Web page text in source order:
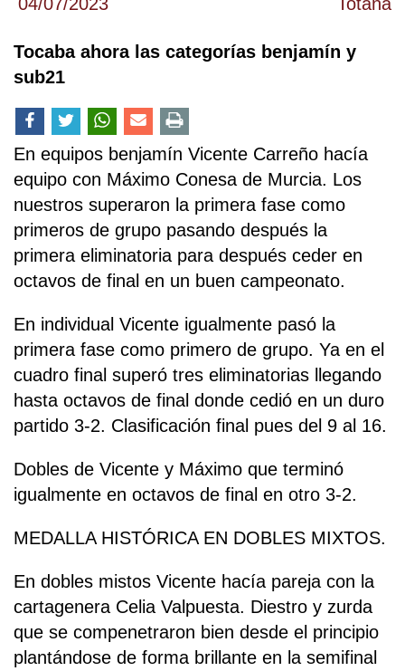
Tocaba ahora las categorías benjamín y
sub21
En equipos benjamín Vicente Carreño hacía
equipo con Máximo Conesa de Murcia. Los
nuestros superaron la primera fase como
primeros de grupo pasando después la
primera eliminatoria para después ceder en
octavos de final en un buen campeonato.
En individual Vicente igualmente pasó la
primera fase como primero de grupo. Ya en el
cuadro final superó tres eliminatorias llegando
hasta octavos de final donde cedió en un duro
partido 3-2. Clasificación final pues del 9 al 16.
Dobles de Vicente y Máximo que terminó
igualmente en octavos de final en otro 3-2.
MEDALLA HISTÓRICA EN DOBLES MIXTOS.
En dobles mistos Vicente hacía pareja con la
cartagenera Celia Valpuesta. Diestro y zurda
que se compenetraron bien desde el principio
plantándose de forma brillante en la semifinal